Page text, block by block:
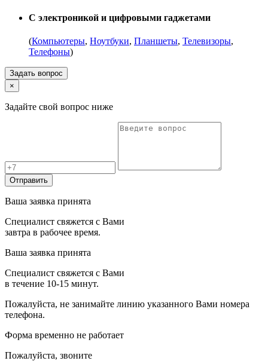
С электроникой и цифровыми гаджетами
(Компьютеры, Ноутбуки, Планшеты, Телевизоры,
Телефоны)
Задать вопрос
×
Задайте свой вопрос ниже
Отправить
Ваша заявка принята
Специалист свяжется с Вами
завтра в рабочее время.
Ваша заявка принята
Специалист свяжется с Вами
в течение 10-15 минут.
Пожалуйста, не занимайте линию указанного Вами номера
телефона.
Форма временно не работает
Пожалуйста, звоните